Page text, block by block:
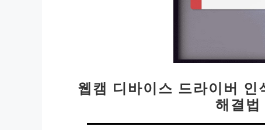
웹캠 디바이스 드라이버 인
해결법